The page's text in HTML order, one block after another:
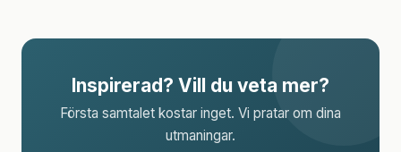
Inspirerad? Vill du veta mer?
Första samtalet kostar inget. Vi pratar om dina
utmaningar.